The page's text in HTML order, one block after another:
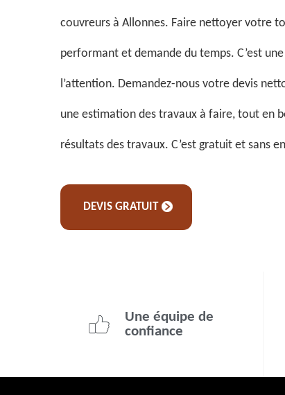
couvreurs à Allonnes. Faire nettoyer votre
performant et demande du temps. C’est
l’attention. Demandez-nous votre devis
une estimation des travaux à faire, tout en
résultats des travaux. C’est gratuit et sans
DEVIS GRATUIT
Une équipe de
confiance